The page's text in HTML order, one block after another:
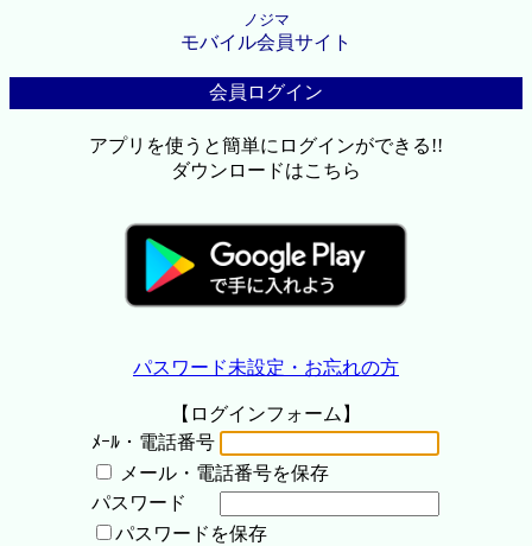
ノジマ
モバイル会員サイト
会員ログイン
アプリを使うと簡単にログインができる!!
ダウンロードはこちら
パスワード未設定・お忘れの方
【ログインフォーム】
ﾒｰﾙ・電話番号
メール・電話番号を保存
パスワード
パスワードを保存